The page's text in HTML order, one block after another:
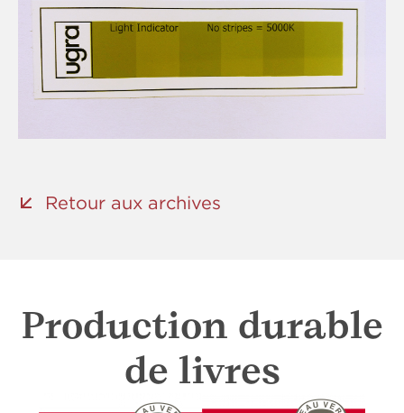
Retour aux archives
Production durable
de livres